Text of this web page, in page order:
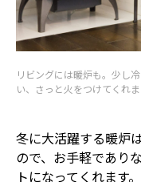
リビングには暖炉も。少し
い、さっと火をつけてくれま
冬に大活躍する暖炉
ので、お手軽であり
トになってくれます